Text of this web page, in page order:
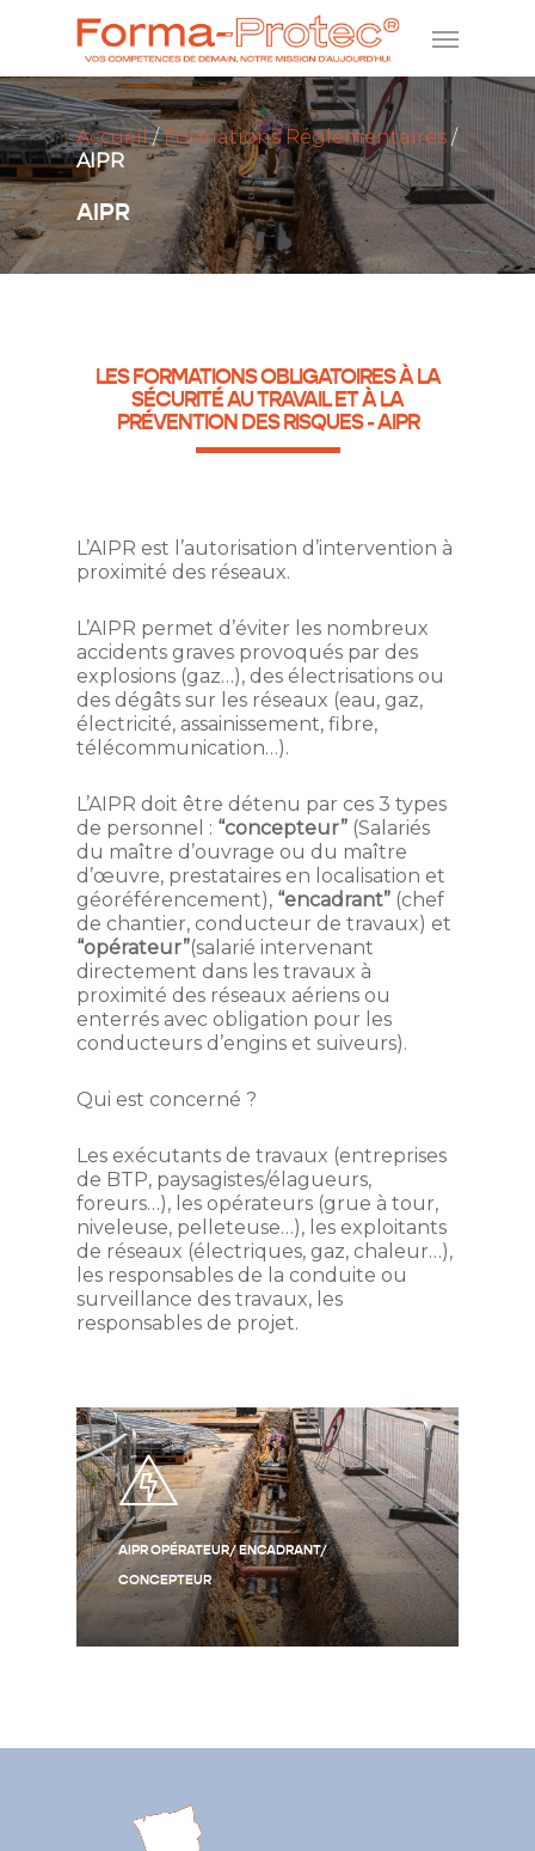
Accueil/Formations Réglementaires /
AIPR
AIPR
LES FORMATIONS OBLIGATOIRES À LA
SÉCURITÉ AU TRAVAIL ET À LA
PRÉVENTION DES RISQUES - AIPR
L’AIPR est l’autorisation d’intervention à
proximité des réseaux.
L’AIPR permet d’éviter les nombreux
accidents graves provoqués par des
explosions (gaz…), des électrisations ou
des dégâts sur les réseaux (eau, gaz,
électricité, assainissement, fibre,
télécommunication…).
L’AIPR doit être détenu par ces 3 types
de personnel : “concepteur” (Salariés
du maître d’ouvrage ou du maître
d’œuvre, prestataires en localisation et
géoréférencement), “encadrant” (chef
de chantier, conducteur de travaux) et
“opérateur”(salarié intervenant
directement dans les travaux à
proximité des réseaux aériens ou
enterrés avec obligation pour les
conducteurs d’engins et suiveurs).
Qui est concerné ?
Les exécutants de travaux (entreprises
de BTP, paysagistes/élagueurs,
foreurs…), les opérateurs (grue à tour,
niveleuse, pelleteuse…), les exploitants
de réseaux (électriques, gaz, chaleur…),
les responsables de la conduite ou
surveillance des travaux, les
responsables de projet.
AIPR OPÉRATEUR/ ENCADRANT/
CONCEPTEUR